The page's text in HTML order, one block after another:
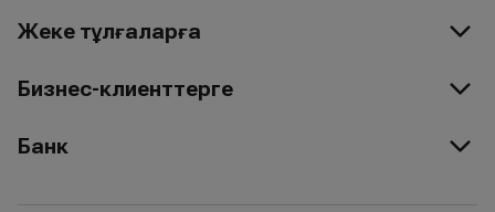
Жеке тұлғаларға
Бизнес-клиенттерге
Банк